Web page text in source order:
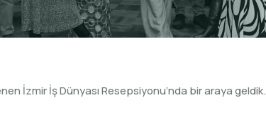
İzmir İş Dünyası Resepsiyonu’nda bir araya geldik.